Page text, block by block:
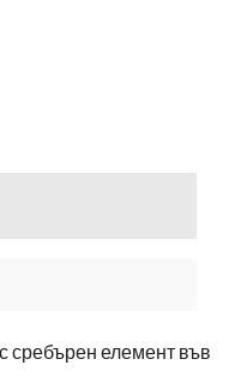
сребърен елемент във